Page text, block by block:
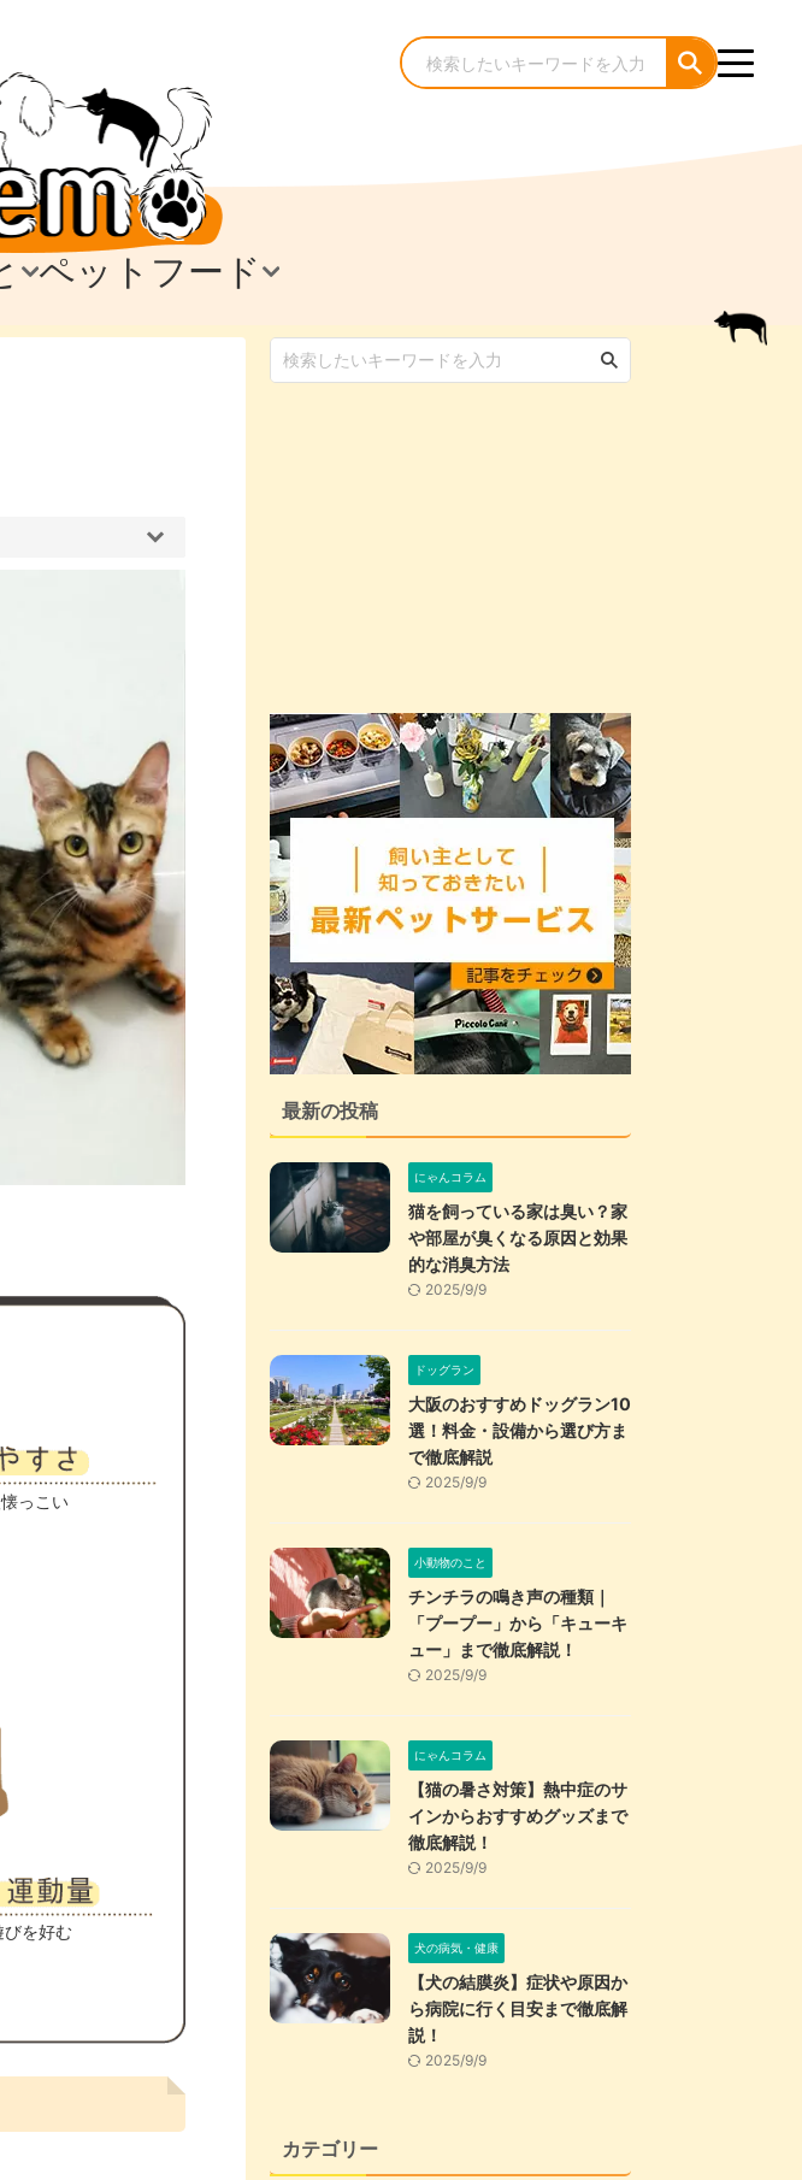
犬のケア・お手入れ
猫のケア・お手入れ
ペットフード
っこい
びを好む
最新の投稿
にゃんコラム
猫を飼っている家は臭い？家
や部屋が臭くなる原因と効果
的な消臭方法
2025/9/9
ドッグラン
大阪のおすすめドッグラン10
選！料金・設備から選び方ま
で徹底解説
2025/9/9
小動物のこと
チンチラの鳴き声の種類｜
「プープー」から「キューキ
ュー」まで徹底解説！
2025/9/9
にゃんコラム
【猫の暑さ対策】熱中症のサ
インからおすすめグッズまで
徹底解説！
2025/9/9
犬の病気・健康
【犬の結膜炎】症状や原因か
ら病院に行く目安まで徹底解
説！
2025/9/9
カテゴリー